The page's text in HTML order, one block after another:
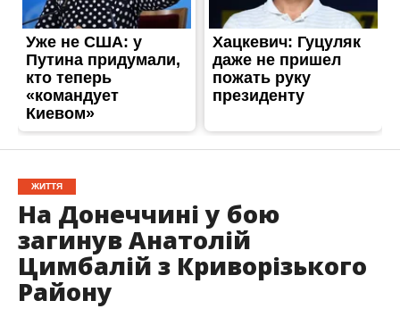
ЖИТТЯ
На Донеччині у бою
загинув Анатолій
Цимбалій з Криворізького
Району